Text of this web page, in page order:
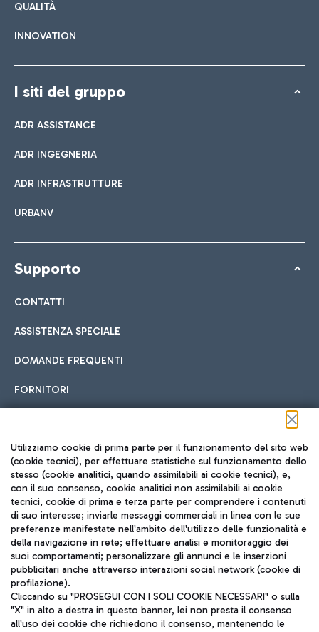
QUALITÀ
INNOVATION
I siti del gruppo
ADR ASSISTANCE
ADR INGEGNERIA
ADR INFRASTRUTTURE
URBANV
Supporto
CONTATTI
ASSISTENZA SPECIALE
DOMANDE FREQUENTI
FORNITORI
Seguici sui social
TRAVEL JOURNAL
ITA
Utilizziamo cookie di prima parte per il funzionamento del sito web
(cookie tecnici), per effettuare statistiche sul funzionamento dello
stesso (cookie analitici, quando assimilabili ai cookie tecnici), e,
con il suo consenso, cookie analitici non assimilabili ai cookie
tecnici, cookie di prima e terza parte per comprendere i contenuti
di suo interesse; inviarle messaggi commerciali in linea con le sue
preferenze manifestate nell'ambito dell'utilizzo delle funzionalità e
della navigazione in rete; effettuare analisi e monitoraggio dei
suoi comportamenti; personalizzare gli annunci e le inserzioni
pubblicitari anche attraverso interazioni social network (cookie di
profilazione).
Cliccando su "PROSEGUI CON I SOLI COOKIE NECESSARI" o sulla
"X" in alto a destra in questo banner, lei non presta il consenso
all'uso dei cookie che richiedono il consenso, mantenendo le